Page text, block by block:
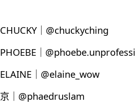
CHUCKY｜@chuckyching
PHOEBE｜
ELAINE｜@elaine_wow
京｜@phaedruslam